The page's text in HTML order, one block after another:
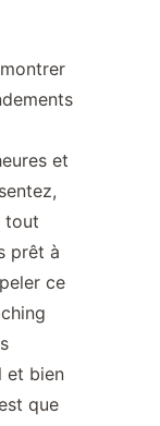
et
tout
prêt à
ce
et bien
que